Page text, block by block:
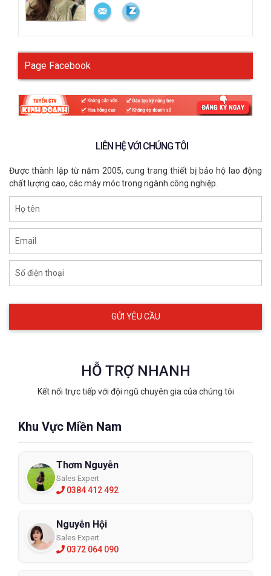
Page Facebook
LIÊN HỆ VỚI CHÚNG TÔI
Được thành lập từ năm 2005, cung trang thiết bị bảo hộ lao động
chất lượng cao, các máy móc trong ngành công nghiệp.
Họ tên
Email
Số điện thoại
HỖ TRỢ NHANH
Kết nối trực tiếp với đội ngũ chuyên gia của chúng tôi
Khu Vực Miền Nam
Thơm Nguyễn
Sales Expert
0384 412 492
Nguyễn Hội
Sales Expert
0372 064 090